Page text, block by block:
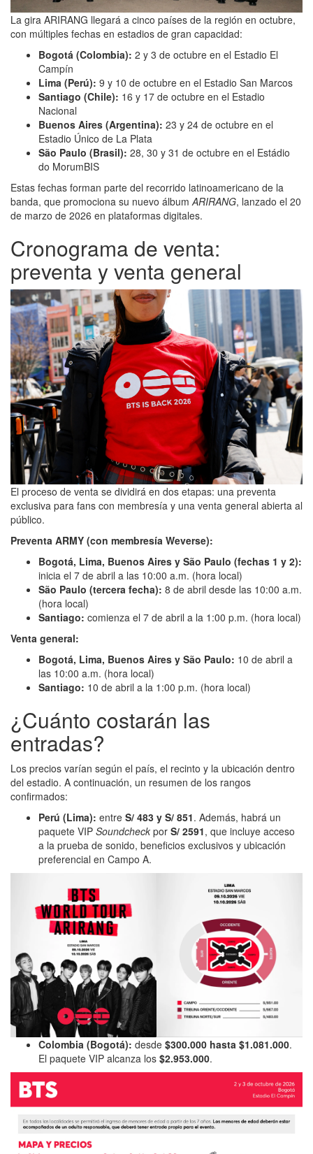
La gira ARIRANG llegará a cinco países de la región en octubre,
con múltiples fechas en estadios de gran capacidad:
Bogotá (Colombia): 2 y 3 de octubre en el Estadio El
Campín
Lima (Perú): 9 y 10 de octubre en el Estadio San Marcos
Santiago (Chile): 16 y 17 de octubre en el Estadio
Nacional
Buenos Aires (Argentina): 23 y 24 de octubre en el
Estadio Único de La Plata
São Paulo (Brasil): 28, 30 y 31 de octubre en el Estádio
do MorumBIS
Estas fechas forman parte del recorrido latinoamericano de la
banda, que promociona su nuevo álbumARIRANG, lanzado el 20
de marzo de 2026 en plataformas digitales.
Cronograma de venta:
preventa y venta general
El proceso de venta se dividirá en dos etapas: una preventa
exclusiva para fans con membresía y una venta general abierta al
público.
Preventa ARMY (con membresía Weverse):
Bogotá, Lima, Buenos Aires y São Paulo (fechas 1 y 2):
inicia el 7 de abril a las 10:00 a.m. (hora local)
São Paulo (tercera fecha): 8 de abril desde las 10:00 a.m.
(hora local)
Santiago: comienza el 7 de abril a la 1:00 p.m. (hora local)
Venta general:
Bogotá, Lima, Buenos Aires y São Paulo: 10 de abril a
las 10:00 a.m. (hora local)
Santiago: 10 de abril a la 1:00 p.m. (hora local)
¿Cuánto costarán las
entradas?
Los precios varían según el país, el recinto y la ubicación dentro
del estadio. A continuación, un resumen de los rangos
confirmados:
Perú (Lima): entre S/ 483 y S/ 851. Además, habrá un
paquete VIP Soundcheck por S/ 2591, que incluye acceso
a la prueba de sonido, beneficios exclusivos y ubicación
preferencial en Campo A.
Colombia (Bogotá): desde $300.000 hasta $1.081.000.
El paquete VIP alcanza los $2.953.000.